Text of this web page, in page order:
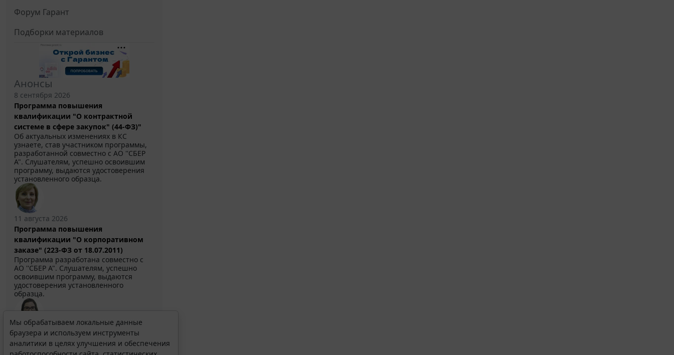
Форум Гарант
Подборки материалов
Анонсы
8 сентября 2026
Программа повышения
квалификации "О контрактной
системе в сфере закупок" (44-ФЗ)"
Об актуальных изменениях в КС
узнаете, став участником программы,
разработанной совместно с АО ''СБЕР
А". Слушателям, успешно освоившим
программу, выдаются удостоверения
установленного образца.
11 августа 2026
Программа повышения
квалификации "О корпоративном
заказе" (223-ФЗ от 18.07.2011)
Программа разработана совместно с
АО ''СБЕР А". Слушателям, успешно
освоившим программу, выдаются
удостоверения установленного
образца.
Выберите тему программы повышения квалификации
для юристов ...
Мы обрабатываем локальные данные
браузера и используем инструменты
аналитики в целях улучшения и обеспечения